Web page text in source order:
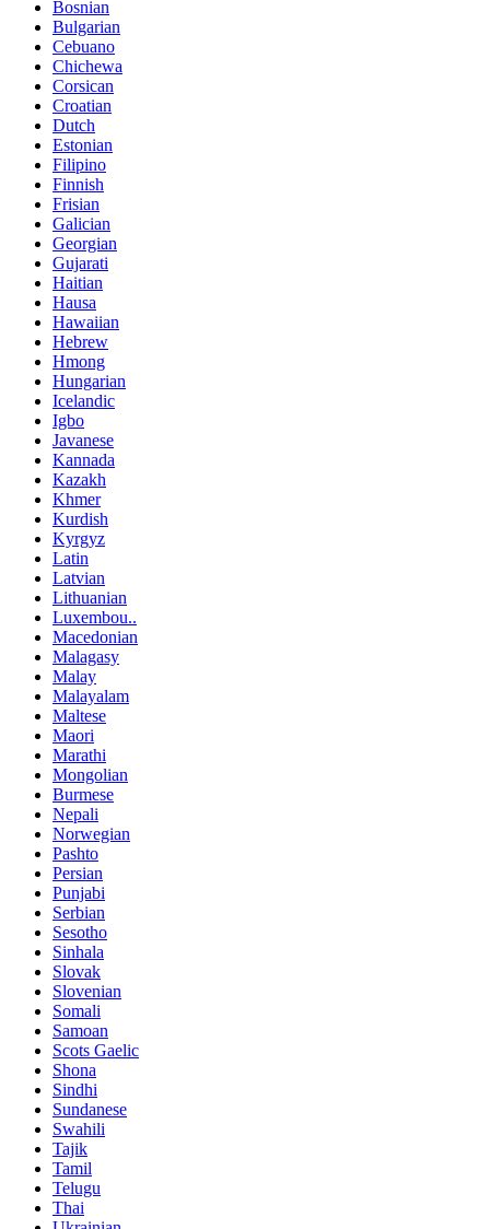
Bosnian
Bulgarian
Cebuano
Chichewa
Corsican
Croatian
Dutch
Estonian
Filipino
Finnish
Frisian
Galician
Georgian
Gujarati
Haitian
Hausa
Hawaiian
Hebrew
Hmong
Hungarian
Icelandic
Igbo
Javanese
Kannada
Kazakh
Khmer
Kurdish
Kyrgyz
Latin
Latvian
Lithuanian
Luxembou..
Macedonian
Malagasy
Malay
Malayalam
Maltese
Maori
Marathi
Mongolian
Burmese
Nepali
Norwegian
Pashto
Persian
Punjabi
Serbian
Sesotho
Sinhala
Slovak
Slovenian
Somali
Samoan
Scots Gaelic
Shona
Sindhi
Sundanese
Swahili
Tajik
Tamil
Telugu
Thai